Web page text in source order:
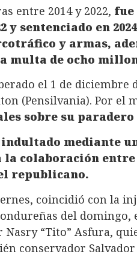
entre 2014 y 2022,
y sentenciado en
y armas,
multa de ocho
el 1 de diciembre
(Pensilvania). Por el
sobre su
mediante
colaboración entre
republicano.
coincidió con la
del domingo,
“Tito” Asfura,
conservador